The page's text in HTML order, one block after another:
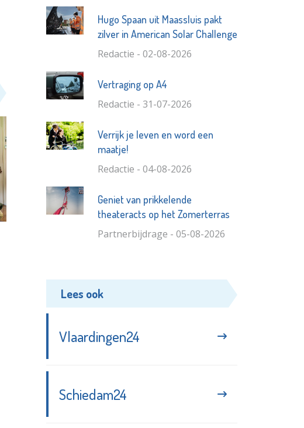
Hugo Spaan uit Maassluis pakt
zilver in American Solar Challenge
Redactie - 02-08-2026
Vertraging op A4
Redactie - 31-07-2026
Verrijk je leven en word een
maatje!
Redactie - 04-08-2026
Geniet van prikkelende
theateracts op het Zomerterras
Partnerbijdrage - 05-08-2026
Lees ook
Vlaardingen24
Schiedam24